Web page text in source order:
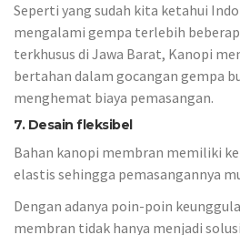
Seperti yang sudah kita ketahui
mengalami gempa terlebih
terkhusus di Jawa Barat, Kanopi
bertahan dalam gocangan gempa
menghemat biaya pemasangan.
7. Desain fleksibel
Bahan kanopi membran memiliki
elastis sehingga pemasangannya
Dengan adanya poin-poin
membran tidak hanya menjadi